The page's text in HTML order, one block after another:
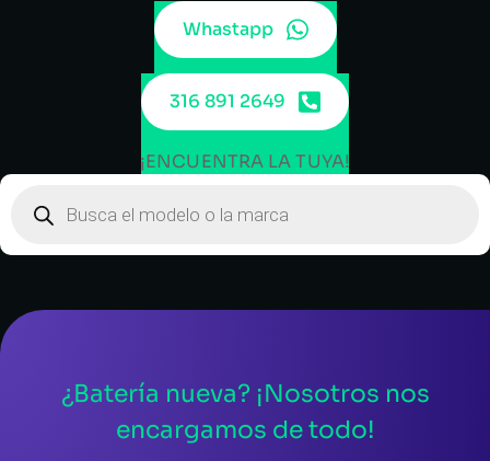
Whastapp
316 891 2649
¡ENCUENTRA LA TUYA!
¿Batería nueva? ¡Nosotros nos
encargamos de todo!